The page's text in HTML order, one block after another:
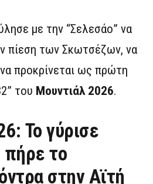
με την “Σελεσάο” να
πίεση των Σκωτσέζων, να
να προκρίνεται ως πρώτη
του Μουντιάλ 2026.
Το γύρισε
πήρε το
στην Αϊτή